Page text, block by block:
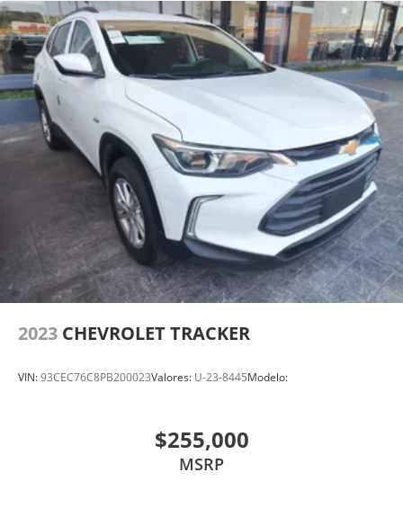
2023 CHEVROLET TRACKER
VIN:93CEC76C8PB200023Valores: U-23-8445Modelo:
$255,000
MSRP